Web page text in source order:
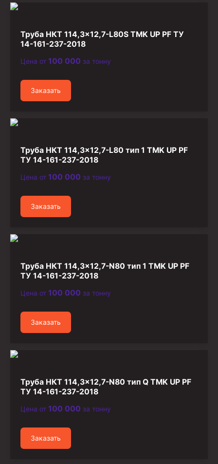
Труба НКТ 114,3×12,7-L80S TMK UP PF ТУ
14-161-237-2018
Цена от 100 000 за тонну
Заказать
Труба НКТ 114,3×12,7-L80 тип 1 TMK UP PF
ТУ 14-161-237-2018
Цена от 100 000 за тонну
Заказать
Труба НКТ 114,3×12,7-N80 тип 1 TMK UP PF
ТУ 14-161-237-2018
Цена от 100 000 за тонну
Заказать
Труба НКТ 114,3×12,7-N80 тип Q TMK UP PF
ТУ 14-161-237-2018
Цена от 100 000 за тонну
Заказать